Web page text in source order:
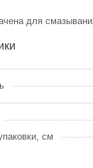
для
см